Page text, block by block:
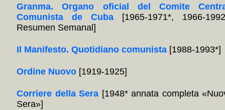
Granma. Organo oficial del Comite
Comunista de Cuba [1965-1971*, 1966-
Resumen Semanal]
Il Manifesto. Quotidiano comunista [1988-1993*]
Ordine Nuovo [1919-1925]
Corriere della Sera [1948* annata completa
Sera»]